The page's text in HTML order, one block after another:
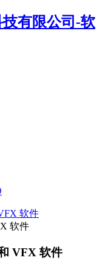
软件
VFX 软件